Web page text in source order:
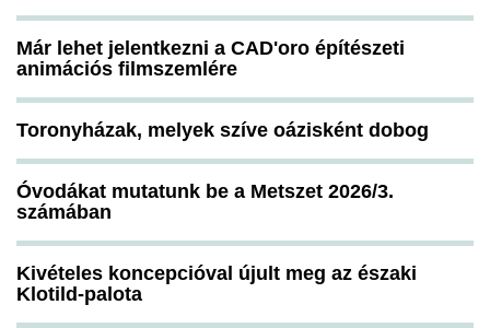
Már lehet jelentkezni a CAD'oro építészeti
animációs filmszemlére
Toronyházak, melyek szíve oázisként dobog
Óvodákat mutatunk be a Metszet 2026/3.
számában
Kivételes koncepcióval újult meg az északi
Klotild-palota